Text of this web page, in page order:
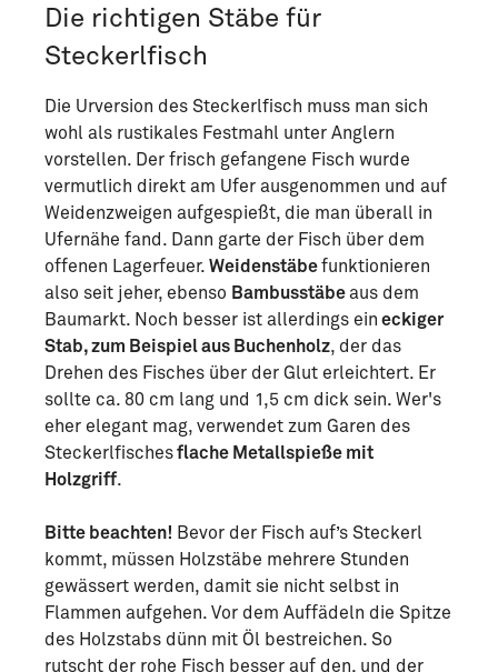
Die richtigen Stäbe für
Steckerlfisch
Die Urversion des Steckerlfisch muss man sich
wohl als rustikales Festmahl unter Anglern
vorstellen. Der frisch gefangene Fisch wurde
vermutlich direkt am Ufer ausgenommen und auf
Weidenzweigen aufgespießt, die man überall in
Ufernähe fand. Dann garte der Fisch über dem
offenen Lagerfeuer. Weidenstäbefunktionieren
also seit jeher, ebenso Bambusstäbeaus dem
Baumarkt. Noch besser ist allerdings ein eckiger
Stab, zum Beispiel aus Buchenholz, der das
Drehen des Fisches über der Glut erleichtert. Er
sollte ca. 80 cm lang und 1,5 cm dick sein. Wer's
eher elegant mag, verwendet zum Garen des
Steckerlfischesflache Metallspieße mit
Holzgriff.
Bitte beachten! Bevor der Fisch auf’s Steckerl
kommt, müssen Holzstäbe mehrere Stunden
gewässert werden, damit sie nicht selbst in
Flammen aufgehen. Vor dem Auffädeln die Spitze
des Holzstabs dünn mit Öl bestreichen. So
rutscht der rohe Fisch besser auf den, und der